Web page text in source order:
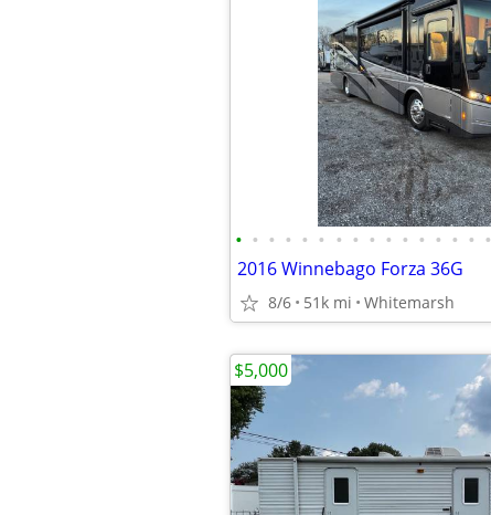
• • • • • • • • • • • • • • • •
2016 Winnebago Forza 36G
8/6 51k mi Whitemarsh
$5,000